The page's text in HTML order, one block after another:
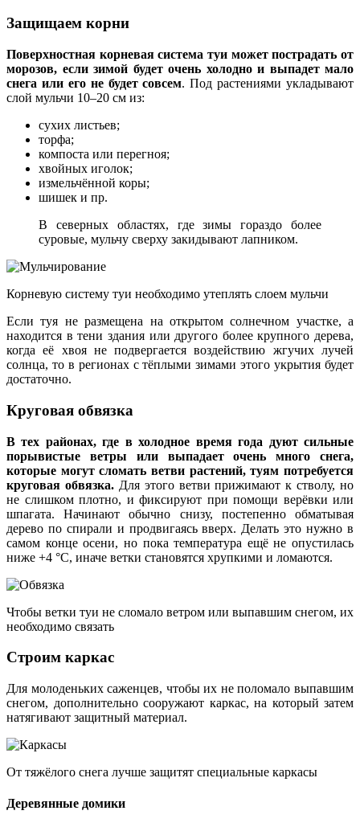
Защищаем корни
Поверхностная корневая система туи может пострадать от
морозов, если зимой будет очень холодно и выпадет мало
снега или его не будет совсем. Под растениями укладывают
слой мульчи 10–20 см из:
сухих листьев;
торфа;
компоста или перегноя;
хвойных иголок;
измельчённой коры;
шишек и пр.
В северных областях, где зимы гораздо более
суровые, мульчу сверху закидывают лапником.
Корневую систему туи необходимо утеплять слоем мульчи
Если туя не размещена на открытом солнечном участке, а
находится в тени здания или другого более крупного дерева,
когда её хвоя не подвергается воздействию жгучих лучей
солнца, то в регионах с тёплыми зимами этого укрытия будет
достаточно.
Круговая обвязка
В тех районах, где в холодное время года дуют сильные
порывистые ветры или выпадает очень много снега,
которые могут сломать ветви растений, туям потребуется
круговая обвязка.Для этого ветви прижимают к стволу, но
не слишком плотно, и фиксируют при помощи верёвки или
шпагата. Начинают обычно снизу, постепенно обматывая
дерево по спирали и продвигаясь вверх. Делать это нужно в
самом конце осени, но пока температура ещё не опустилась
ниже +4 °C, иначе ветки становятся хрупкими и ломаются.
Чтобы ветки туи не сломало ветром или выпавшим снегом, их
необходимо связать
Строим каркас
Для молоденьких саженцев, чтобы их не поломало выпавшим
снегом, дополнительно сооружают каркас, на который затем
натягивают защитный материал.
От тяжёлого снега лучше защитят специальные каркасы
Деревянные домики